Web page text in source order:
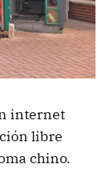
internet
libre
chino.